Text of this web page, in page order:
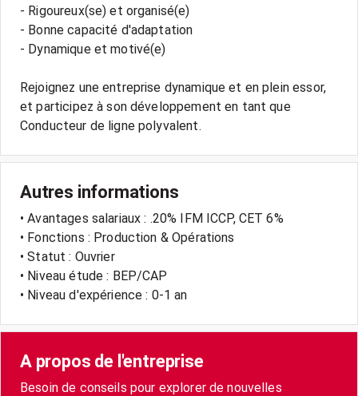
- Rigoureux(se) et organisé(e)
- Bonne capacité d'adaptation
- Dynamique et motivé(e)
Rejoignez une entreprise dynamique et en plein essor,
et participez à son développement en tant que
Autres informations
• Avantages salariaux : .20% IFM ICCP, CET 6%
• Fonctions : Production & Opérations
• Statut : Ouvrier
• Niveau étude : BEP/CAP
• Niveau d'expérience : 0-1 an
A propos de l'entreprise
Besoin de conseils pour explorer de nouvelles